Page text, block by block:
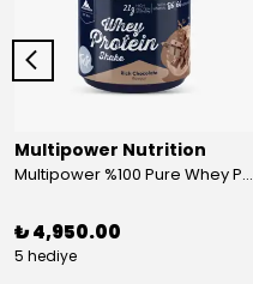
Multipower Nutrition
Multipower %100 Pure Whey Protein 2000 Gr Çikolata
₺ 4,950.00
5 hediye